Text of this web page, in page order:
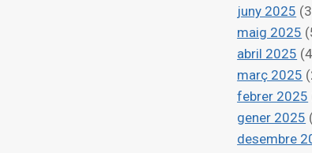
juny 2025
maig 2025
abril 2025
març 2025
febrer 2025
gener 2025
desembre